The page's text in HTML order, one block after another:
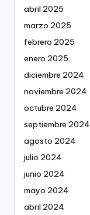
abril 2025
marzo 2025
febrero 2025
enero 2025
diciembre 2024
noviembre 2024
octubre 2024
septiembre 2024
agosto 2024
julio 2024
junio 2024
mayo 2024
abril 2024